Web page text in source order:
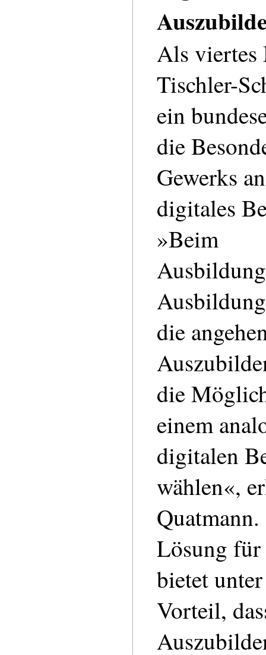
Als viertes
Tischler-
ein
die
Gewerks
digitales
»Beim
die
die
einem
digitalen
wählen«,
Lösung für
bietet
Vorteil,